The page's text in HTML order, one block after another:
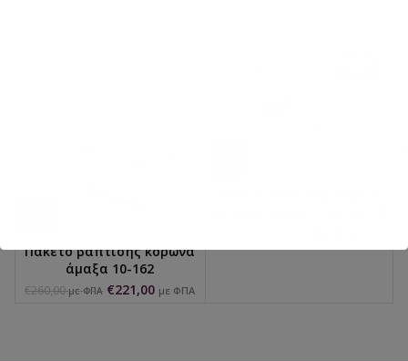
Πακέτο βάπτισης κορώνα
άμαξα 10-162
€260,00 με ΦΠΑ €221,00 με ΦΠΑ